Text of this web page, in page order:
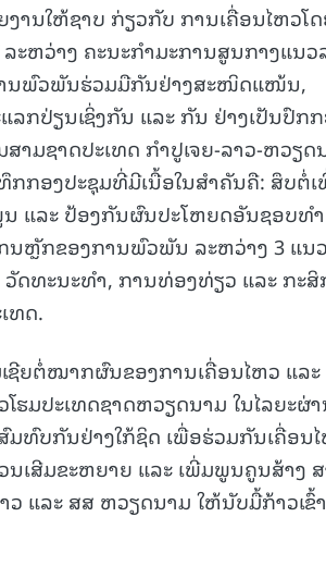
ານໃຫ້ຊາບ ກ່ຽວກັບ ການເຄື່ອນໄຫວໂ
ຫວ່າງ ຄະນະກໍາມະການສູນກາງແນວ
ານພົວພັນຮ່ວມມືກັນຢ່າງສະໜິດແໜ້ນ,
ກປ່ຽນເຊິ່ງກັນ ແລະ ກັນ ຢ່າງເປັນປົກ
າມຊາດປະເທດ ກໍາປູເຈຍ-ລາວ-ຫວຽດ
ກອງປະຊຸມທີ່ມີເນື້ອໃນສໍາຄັນຄື: ສຶບຕໍ່
ແລະ ປ້ອງກັນຜົນປະໂຫຍດອັນຊອບທໍາ
ນຫຼັກຂອງການພົວພັນ ລະຫວ່າງ 3 ແນ
ດທະນະທໍາ, ການທ່ອງທ່ຽວ ແລະ ກະສິ
ທດ.
ຊີຍຕໍ່ໝາກຜົນຂອງການເຄື່ອນໄຫວ ແລະ
ຮມປະເທດຊາດຫວຽດນາມ ໃນໄລຍະຜ່
ທົບກັນຢ່າງໃກ້ຊິດ ເພື່ອຮ່ວມກັນເຄື່ອນ
ເສີມຂະຫຍາຍ ແລະ ເພີ່ມພູນຄູນສ້າງ
ແລະ ສສ ຫວຽດນາມ ໃຫ້ນັບມື້ກ້າວເຂົ້